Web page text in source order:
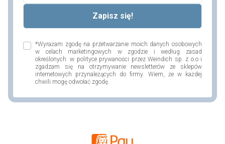
*Wyrażam zgodę na przetwarzanie moich danych osobowych
w celach marketingowych w zgodzie i według zasad
określonych w polityce prywaności przez Weindich sp. z o.o i
zgadzam się na otrzymywanie newsletterów ze sklepów
internetowych przynależących do firmy. Wiem, że w każdej
chwili mogę odwołać zgodę.